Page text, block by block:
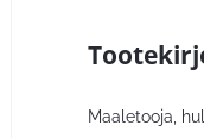
Maaletooja,